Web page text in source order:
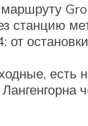
станцию
от
есть